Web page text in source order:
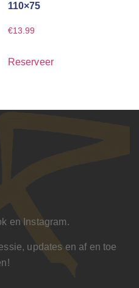
110×75
€13.99
Reserveer
en Instagram.
updates en af en toe